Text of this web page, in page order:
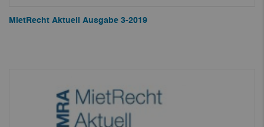
MietRecht Aktuell Ausgabe 3-2019